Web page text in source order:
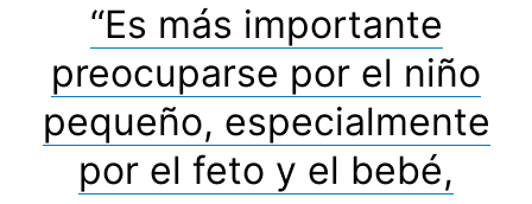
“Es más importante
preocuparse por el niño
pequeño, especialmente
por el feto y el bebé,